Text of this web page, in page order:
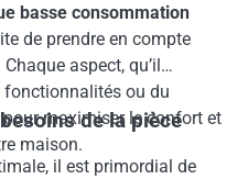
basse consommation
de prendre en compte
aspect, qu’il
fonctionnalités ou du
maximiser le confort et
maison.
de la pièce
il est primordial de